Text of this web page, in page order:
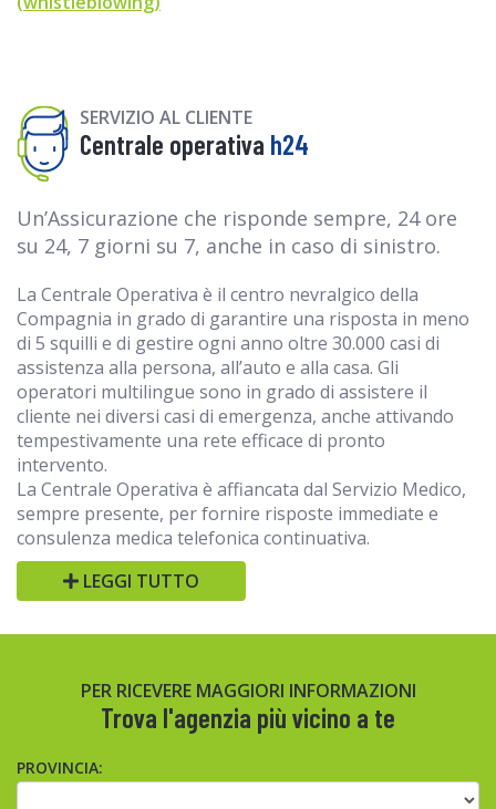
SERVIZIO AL CLIENTE
Centrale operativa h24
Un’Assicurazione che risponde sempre, 24 ore
su 24, 7 giorni su 7, anche in caso di sinistro.
La Centrale Operativa è il centro nevralgico della
Compagnia in grado di garantire una risposta in meno
di 5 squilli e di gestire ogni anno oltre 30.000 casi di
assistenza alla persona, all’auto e alla casa. Gli
operatori multilingue sono in grado di assistere il
cliente nei diversi casi di emergenza, anche attivando
tempestivamente una rete efficace di pronto
intervento.
La Centrale Operativa è affiancata dal Servizio Medico,
sempre presente, per fornire risposte immediate e
consulenza medica telefonica continuativa.
LEGGI TUTTO
PER RICEVERE MAGGIORI INFORMAZIONI
Trova l'agenzia più vicino a te
PROVINCIA: